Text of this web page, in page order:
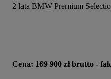
2 lata BMW Premium
Cena: 169 900 zł brutto -